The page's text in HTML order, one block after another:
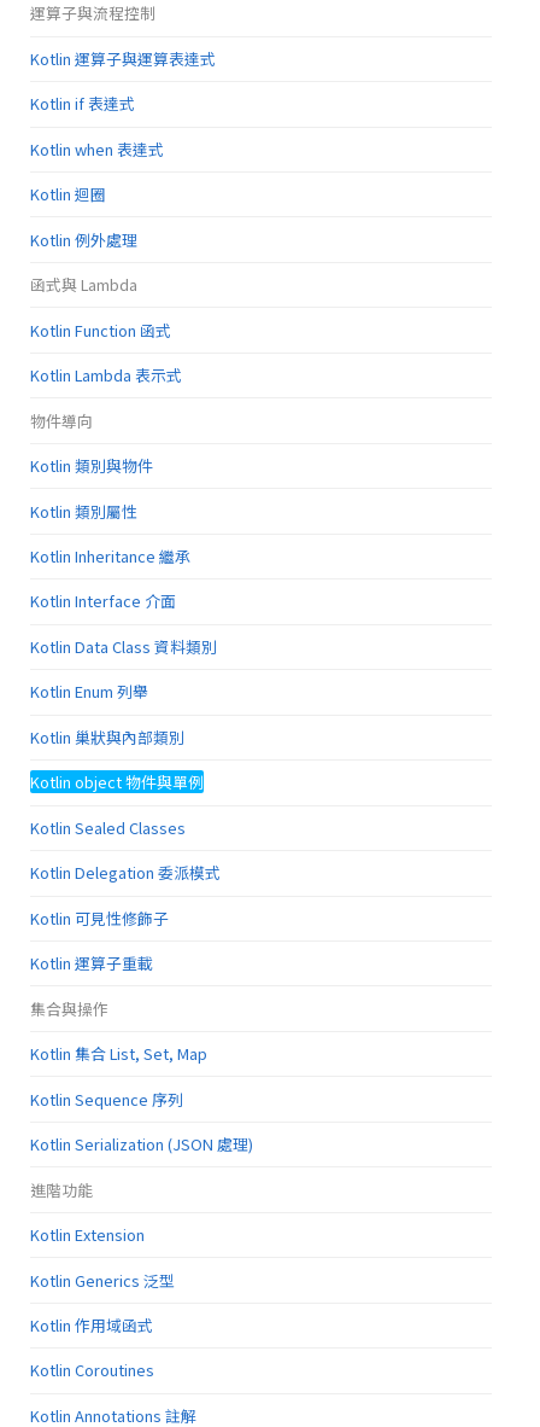
運算子與流程控制
Kotlin 運算子與運算表達式
Kotlin if 表達式
Kotlin when 表達式
Kotlin 迴圈
Kotlin 例外處理
函式與 Lambda
Kotlin Function 函式
Kotlin Lambda 表示式
物件導向
Kotlin 類別與物件
Kotlin 類別屬性
Kotlin Inheritance 繼承
Kotlin Interface 介面
Kotlin Data Class 資料類別
Kotlin Enum 列舉
Kotlin 巢狀與內部類別
Kotlin object 物件與單例
Kotlin Sealed Classes
Kotlin Delegation 委派模式
Kotlin 可見性修飾子
Kotlin 運算子重載
集合與操作
Kotlin 集合 List, Set, Map
Kotlin Sequence 序列
Kotlin Serialization (JSON 處理)
進階功能
Kotlin Extension
Kotlin Generics 泛型
Kotlin 作用域函式
Kotlin Coroutines
Kotlin Annotations 註解